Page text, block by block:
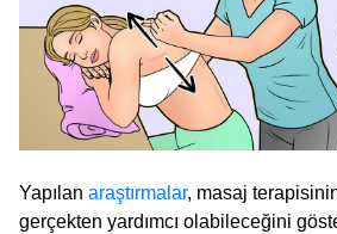
Yapılan araştırmalar, masaj
gerçekten yardımcı olabileceğini